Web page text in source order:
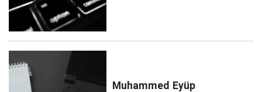
Muhammed Eyüp